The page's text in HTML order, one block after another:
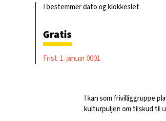
I bestemmer dato og klokkeslet
Gratis
Frist: 1. januar 0001
I kan som frivilliggruppe
kulturpuljen om tilskud til